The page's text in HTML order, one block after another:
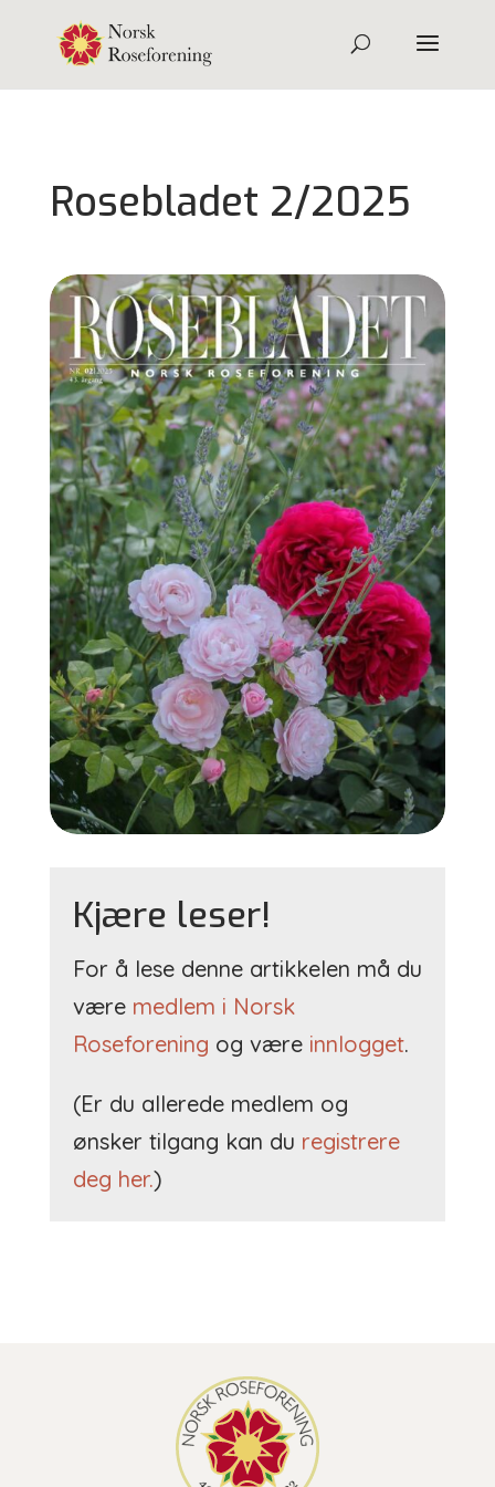
Rosebladet 2/2025
Kjære leser!
For å lese denne artikkelen må du
være medlem i Norsk
Roseforening og være innlogget.
(Er du allerede medlem og
ønsker tilgang kan du registrere
deg her.)